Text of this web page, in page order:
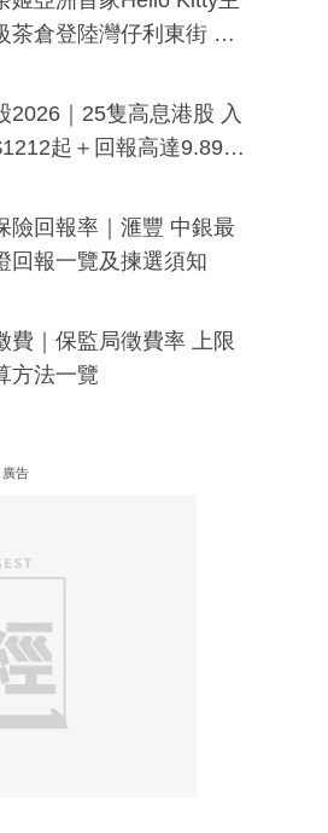
茶倉登陸灣仔利東街 推
限定特調系列
2026｜25隻高息港股 入
起＋回報高達9.89
險回報率｜滙豐 中銀最
回報一覽及揀選須知
費｜保監局徵費率 上限
方法一覽
廣告